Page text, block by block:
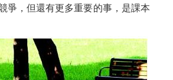
爭，但還有更多重要的事，是課本